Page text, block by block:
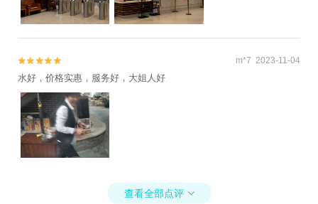

 m*7 2023-11-04
水好，价格实惠，服务好，大姐人好
查看全部点评 